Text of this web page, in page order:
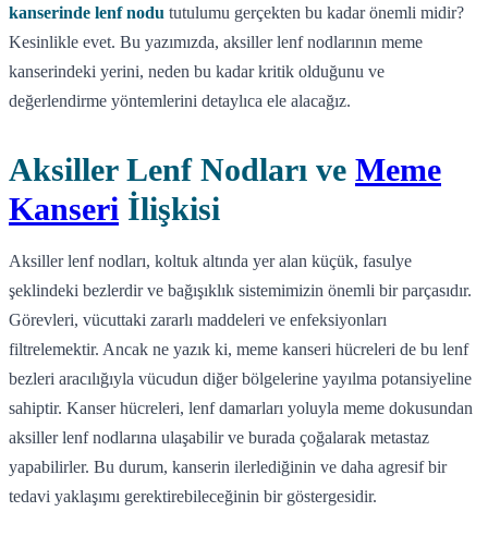
kanserinde lenf nodu tutulumu gerçekten bu kadar önemli midir?
Kesinlikle evet. Bu yazımızda, aksiller lenf nodlarının meme
kanserindeki yerini, neden bu kadar kritik olduğunu ve
değerlendirme yöntemlerini detaylıca ele alacağız.
Aksiller Lenf Nodları ve Meme
Kanseri İlişkisi
Aksiller lenf nodları, koltuk altında yer alan küçük, fasulye
şeklindeki bezlerdir ve bağışıklık sistemimizin önemli bir parçasıdır.
Görevleri, vücuttaki zararlı maddeleri ve enfeksiyonları
filtrelemektir. Ancak ne yazık ki, meme kanseri hücreleri de bu lenf
bezleri aracılığıyla vücudun diğer bölgelerine yayılma potansiyeline
sahiptir. Kanser hücreleri, lenf damarları yoluyla meme dokusundan
aksiller lenf nodlarına ulaşabilir ve burada çoğalarak metastaz
yapabilirler. Bu durum, kanserin ilerlediğinin ve daha agresif bir
tedavi yaklaşımı gerektirebileceğinin bir göstergesidir.